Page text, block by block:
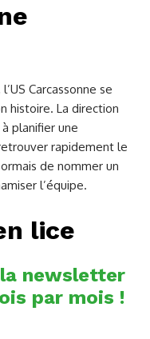
Carcassonne se
histoire. La direction
planifier une
rapidement le
de nommer un
l’équipe.
lice
la newsletter
par mois !